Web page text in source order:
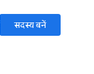
सदस्य बनें